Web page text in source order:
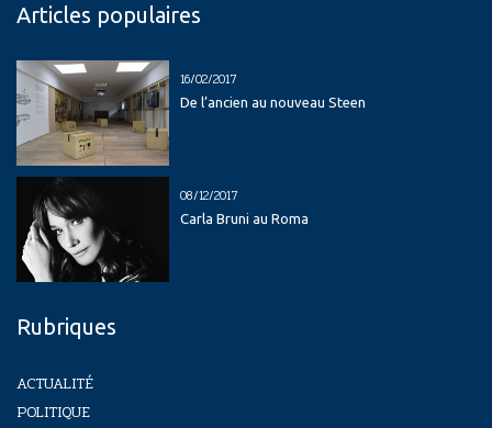
Articles populaires
16/02/2017
De l’ancien au nouveau Steen
08/12/2017
Carla Bruni au Roma
Rubriques
ACTUALITÉ
POLITIQUE